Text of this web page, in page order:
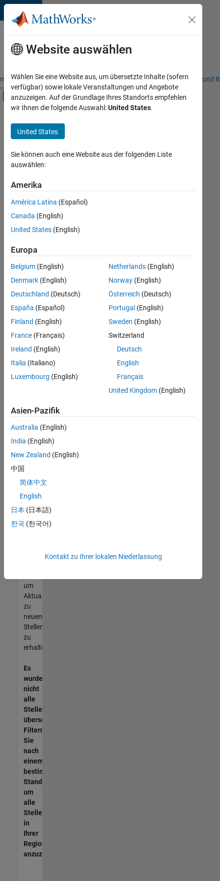
Weiter zum Inhalt
Karriere
bei
MathWorks
– Übersicht Stellensuche Niederlassungen Studierende und
Umschaltung für Off-Canvas-
Hauptinhalt
Praktika
Customer Support
Education Sales
Marketing Communications
Marketing Services
Finance and Operations
Human Resources
Legal
+7
Derzeit
es
keine
offenen
Stellen,
Ihren
Suchkriterien
entsprechen.
können
die
Suchkriterien
weiter
fassen
oder
alle
Stellenangebote
anzeigen .
noch
keine
offenen
Stellen
können,
die
Ihren
entsprechen,
werden
unseres
um
Aktualisierungen
zu
neuen
Stellenangeboten
zu
erhalten.
Es
wurden
nicht
alle
Stellen
übersetzt.
Filtern
Sie
nach
einem
bestimmten
Standort,
um
alle
Stellenangebote
in
Ihrer
Region
anzuzeigen.
Website auswählen
Wählen Sie eine Website aus, um übersetzte Inhalte (sofern
verfügbar) sowie lokale Veranstaltungen und Angebote
anzuzeigen. Auf der Grundlage Ihres Standorts empfehlen
wir Ihnen die folgende Auswahl:United States.
United States
Sie können auch eine Website aus der folgenden Liste
auswählen:
Amerika
América Latina (Español)
Canada (English)
United States (English)
Europa
Belgium (English)
Denmark (English)
Deutschland (Deutsch)
España (Español)
Finland (English)
France (Français)
Ireland (English)
Italia (Italiano)
Luxembourg (English)
Netherlands(English)
Norway(English)
Österreich (Deutsch)
Portugal (English)
Sweden (English)
Switzerland
Deutsch
English
Français
United Kingdom(English)
Asien-Pazifik
Australia (English)
India (English)
New Zealand (English)
中国
简体中文
English
日本 (日本語)
한국 (한국어)
Kontakt zu Ihrer lokalen Niederlassung